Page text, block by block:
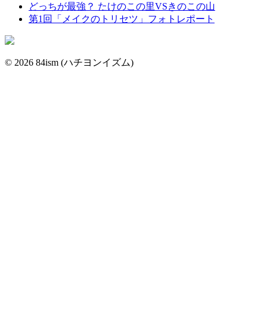
どっちが最強？ たけのこの里VSきのこの山
第1回「メイクのトリセツ」フォトレポート
© 2026 84ism (ハチヨンイズム)